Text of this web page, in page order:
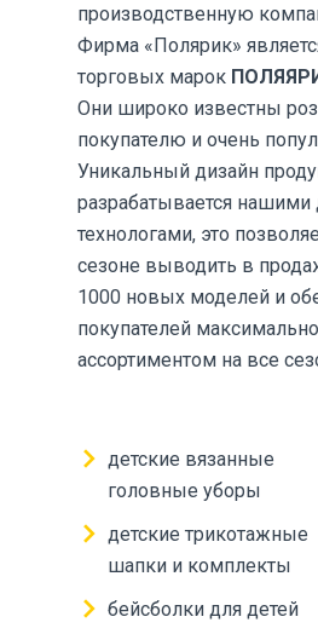
производственную
Фирма «Полярик»
торговых марок
Они широко известны
покупателю и очень
Уникальный дизайн
разрабатывается нашими
технологами, это
сезоне выводить в
1000 новых моделей и
покупателей
ассортиментом на все
детские вязанные
головные уборы
детские трикотажные
шапки и комплекты
бейсболки для детей